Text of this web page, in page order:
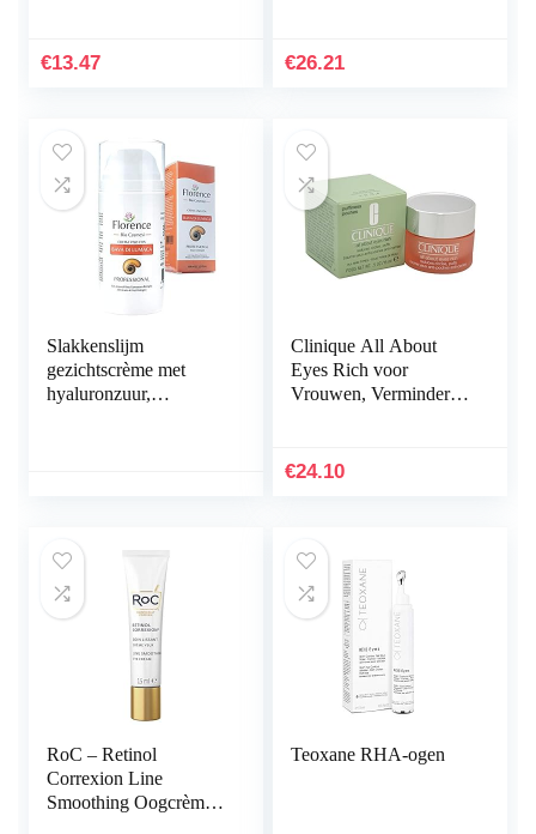
collageen oogpads
€13.47 €26.21
Slakkenslijm
gezichtscrème met
hyaluronzuur,
Clinique All About
Eyes Rich voor
Vrouwen, Vermindert
€24.10
RoC – Retinol
Correxion Line
Smoothing Oogcrème
Teoxane RHA-ogen